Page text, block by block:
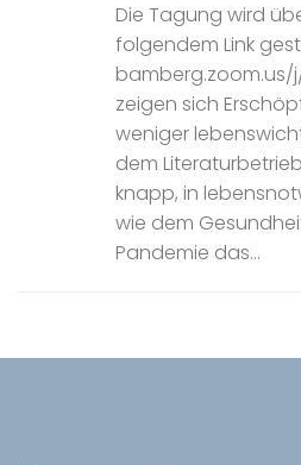
Die Tagung wird
folgendem Link
bamberg.zoom.us/
zeigen sich
weniger
dem
knapp, in
wie dem
Pandemie das...